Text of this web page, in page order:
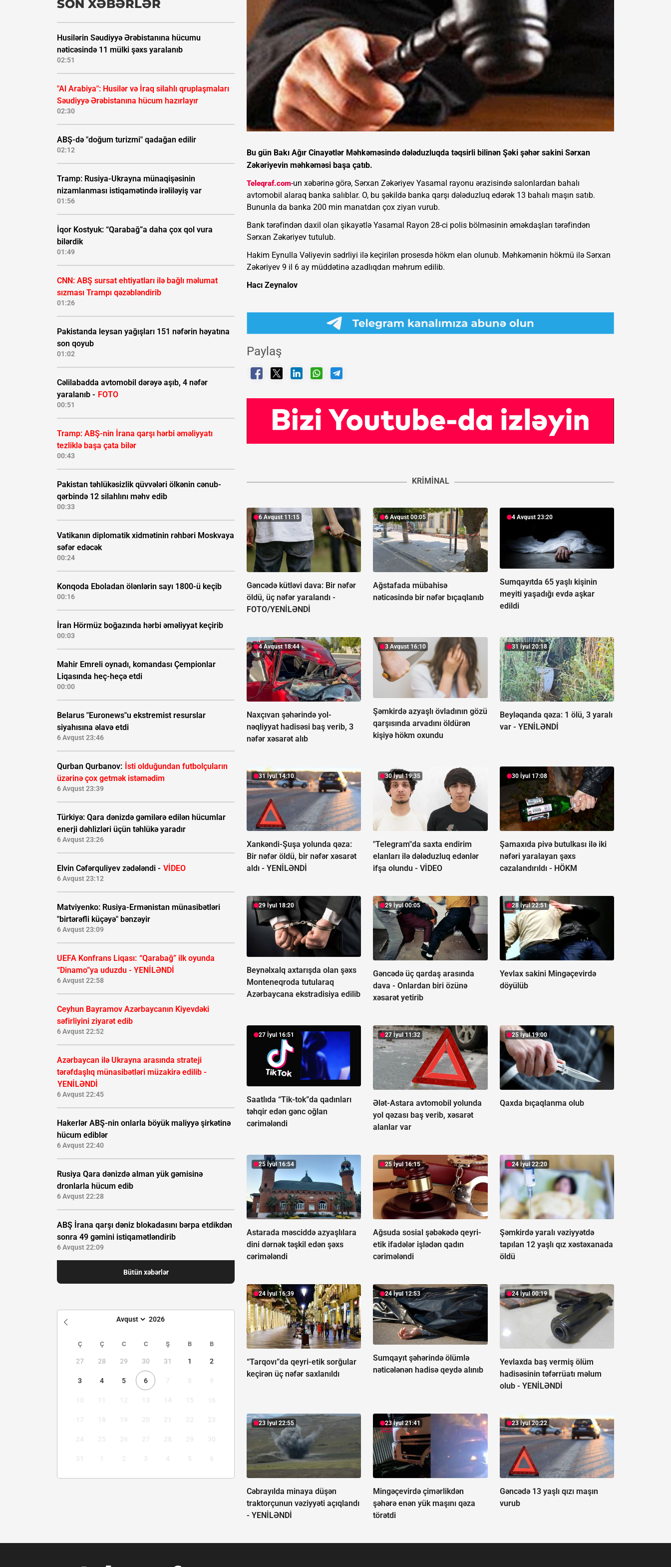
SON XƏBƏRLƏR
Husilərin Səudiyyə Ərəbistanına hücumu
nəticəsində 11 mülki şəxs yaralanıb
02:51
"Al Arabiya": Husilər və İraq silahlı qruplaşmaları
Səudiyyə Ərəbistanına hücum hazırlayır
02:30
ABŞ-də "doğum turizmi" qadağan edilir
02:12
Tramp: Rusiya-Ukrayna münaqişəsinin
nizamlanması istiqamətində irəliləyiş var
01:56
İqor Kostyuk: “Qarabağ”a daha çox qol vura
bilərdik
01:49
CNN: ABŞ sursat ehtiyatları ilə bağlı məlumat
sızması Trampı qəzəbləndirib
01:26
Pakistanda leysan yağışları 151 nəfərin həyatına
son qoyub
01:02
Cəlilabadda avtomobil dərəyə aşıb, 4 nəfər
yaralanıb - FOTO
00:51
Tramp: ABŞ-nin İrana qarşı hərbi əməliyyatı
tezliklə başa çata bilər
00:43
Pakistan təhlükəsizlik qüvvələri ölkənin cənub-
qərbində 12 silahlını məhv edib
00:33
Vatikanın diplomatik xidmətinin rəhbəri Moskvaya
səfər edəcək
00:24
Konqoda Eboladan ölənlərin sayı 1800-ü keçib
00:16
İran Hörmüz boğazında hərbi əməliyyat keçirib
00:03
Mahir Emreli oynadı, komandası Çempionlar
Liqasında heç-heçə etdi
00:00
Belarus "Euronews"u ekstremist resurslar
siyahısına əlavə etdi
6 Avqust 23:46
Qurban Qurbanov: İsti olduğundan futbolçuların
üzərinə çox getmək istəmədim
6 Avqust 23:39
Türkiyə: Qara dənizdə gəmilərə edilən hücumlar
enerji dəhlizləri üçün təhlükə yaradır
6 Avqust 23:26
Elvin Cəfərquliyev zədələndi - VİDEO
6 Avqust 23:12
Matviyenko: Rusiya-Ermənistan münasibətləri
"birtərəfli küçəyə" bənzəyir
6 Avqust 23:09
UEFA Konfrans Liqası: “Qarabağ” ilk oyunda
“Dinamo”ya uduzdu - YENİLƏNDİ
6 Avqust 22:58
Ceyhun Bayramov Azərbaycanın Kiyevdəki
səfirliyini ziyarət edib
6 Avqust 22:52
Azərbaycan ilə Ukrayna arasında strateji
tərəfdaşlıq münasibətləri müzakirə edilib -
YENİLƏNDİ
6 Avqust 22:45
Hakerlər ABŞ-nin onlarla böyük maliyyə şirkətinə
hücum ediblər
6 Avqust 22:40
Rusiya Qara dənizdə alman yük gəmisinə
dronlarla hücum edib
6 Avqust 22:28
ABŞ İrana qarşı dəniz blokadasını bərpa etdikdən
sonra 49 gəmini istiqamətləndirib
6 Avqust 22:09
Bütün xəbərlər
Ç Ç C C Ş B B
27 28 29 30 31 1 2
3 4 5 6
Bu gün Bakı Ağır Cinayətlər Məhkəməsində dələduzluqda təqsirli bilinən Şəki şəhər sakini Sərxan
Zəkəriyevin məhkəməsi başa çatıb.
Teleqraf.com-un xəbərinə görə, Sərxan Zəkəriyev Yasamal rayonu ərazisində salonlardan bahalı
avtomobil alaraq banka salıblar. O, bu şəkildə banka qarşı dələduzluq edərək 13 bahalı maşın satıb.
Bununla da banka 200 min manatdan çox ziyan vurub.
Bank tərəfindən daxil olan şikayətlə Yasamal Rayon 28-ci polis bölməsinin əməkdaşları tərəfindən
Sərxan Zəkəriyev tutulub.
Hakim Eynulla Vəliyevin sədrliyi ilə keçirilən prosesdə hökm elan olunub. Məhkəmənin hökmü ilə Sərxan
Zəkəriyev 9 il 6 ay müddətinə azadlıqdan məhrum edilib.
Hacı Zeynalov
Paylaş
KRIMINAL
6 Avqust 11:15
Gəncədə kütləvi dava: Bir nəfər
öldü, üç nəfər yaralandı -
FOTO/YENİLƏNDİ
6 Avqust 00:05
Ağstafada mübahisə
nəticəsində bir nəfər bıçaqlanıb
4 Avqust 23:20
Sumqayıtda 65 yaşlı kişinin
meyiti yaşadığı evdə aşkar
edildi
4 Avqust 18:44
Naxçıvan şəhərində yol-
nəqliyyat hadisəsi baş verib, 3
nəfər xəsarət alıb
3 Avqust 16:10
Şəmkirdə azyaşlı övladının gözü
qarşısında arvadını öldürən
kişiyə hökm oxundu
31 İyul 20:18
Beyləqanda qəza: 1 ölü, 3 yaralı
var - YENİLƏNDİ
31 İyul 14:10
Xankəndi-Şuşa yolunda qəza:
Bir nəfər öldü, bir nəfər xəsarət
aldı - YENİLƏNDİ
30 İyul 19:35
"Telegram"da saxta endirim
elanları ilə dələduzluq edənlər
ifşa olundu -VİDEO
30 İyul 17:08
Şamaxıda pivə butulkası ilə iki
nəfəri yaralayan şəxs
cəzalandırıldı - HÖKM
29 İyul 18:20
Beynəlxalq axtarışda olan şəxs
Monteneqroda tutularaq
Azərbaycana ekstradisiya edilib
29 İyul 00:05
Gəncədə üç qardaş arasında
dava -Onlardan biri özünə
xəsarət yetirib
28 İyul 22:51
Yevlax sakini Mingəçevirdə
döyülüb
27 İyul 16:51
Saatlıda “Tik-tok”da qadınları
təhqir edən gənc oğlan
cərimələndi
27 İyul 11:32
Ələt-Astara avtomobil yolunda
yol qəzası baş verib, xəsarət
alanlar var
25 İyul 19:00
Qaxda bıçaqlanma olub
25 İyul 16:54
Astarada məsciddə azyaşlılara
dini dərnək təşkil edən şəxs
cərimələndi
25 İyul 16:15
Ağsuda sosial şəbəkədə qeyri-
etik ifadələr işlədən qadın
cərimələndi
24 İyul 22:20
Şəmkirdə yaralı vəziyyətdə
tapılan 12 yaşlı qız xəstəxanada
öldü
24 İyul 16:39
“Tarqovı”da qeyri-etik sorğular
keçirən üç nəfər saxlanıldı
24 İyul 12:53
Sumqayıt şəhərində ölümlə
nəticələnən hadisə qeydə alınıb
24 İyul 00:19
Yevlaxda baş vermiş ölüm
hadisəsinin təfərrüatı məlum
olub - YENİLƏNDİ
23 İyul 22:55
Cəbrayılda minaya düşən
traktorçunun vəziyyəti açıqlandı
- YENİLƏNDİ
23 İyul 21:41
Mingəçevirdə çimərlikdən
şəhərə enən yük maşını qəza
törətdi
23 İyul 20:22
Gəncədə 13 yaşlı qızı maşın
vurub